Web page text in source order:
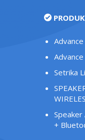
Setrika
WIRELES
+